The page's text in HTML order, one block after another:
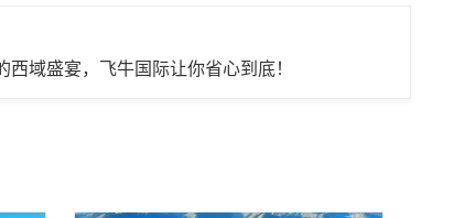
域盛宴，飞牛国际让你省心到底！